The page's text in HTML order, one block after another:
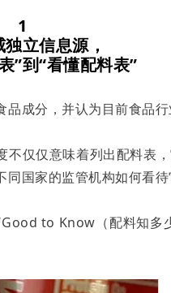
1
立信息源，
”到“看懂配料表”
成分，并认为目前食品行
仅仅意味着列出配料表
国家的监管机构如何看待
to Know（配料知多